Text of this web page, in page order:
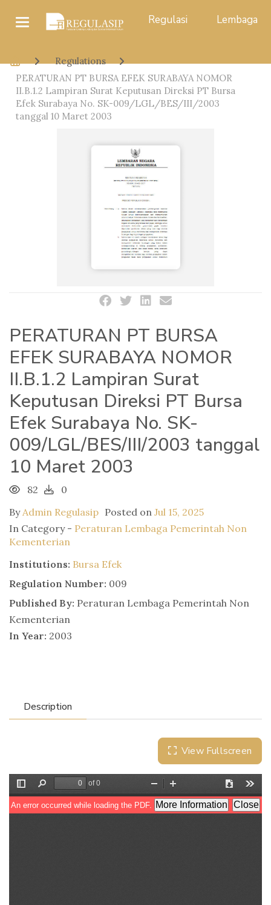
Regulasi Lembaga
Regulations
PERATURAN PT BURSA EFEK SURABAYA NOMOR
II.B.1.2 Lampiran Surat Keputusan Direksi PT Bursa
Efek Surabaya No. SK-009/LGL/BES/III/2003
tanggal 10 Maret 2003
PERATURAN PT BURSA
EFEK SURABAYA NOMOR
II.B.1.2 Lampiran Surat
Keputusan Direksi PT Bursa
Efek Surabaya No. SK-
009/LGL/BES/III/2003 tanggal
10 Maret 2003
82
0
ByAdmin Regulasip Posted on Jul 15, 2025
In Category - Peraturan Lembaga Pemerintah Non
Kementerian
Institutions: Bursa Efek
Regulation Number: 009
Published By: Peraturan Lembaga Pemerintah Non
Kementerian
In Year: 2003
Description
View Fullscreen